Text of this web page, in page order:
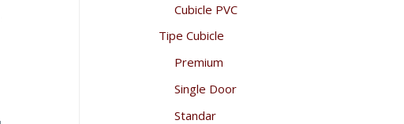
Cubicle PVC
Tipe Cubicle
Premium
Single Door
Standar